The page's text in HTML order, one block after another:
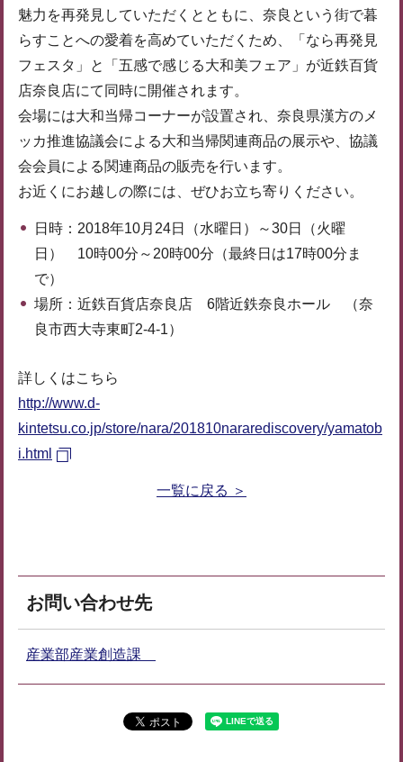
魅力を再発見していただくとともに、奈良という街で暮
らすことへの愛着を高めていただくため、「なら再発見
フェスタ」と「五感で感じる大和美フェア」が近鉄百貨
店奈良店にて同時に開催されます。
会場には大和当帰コーナーが設置され、奈良県漢方のメ
ッカ推進協議会による大和当帰関連商品の展示や、協議
会会員による関連商品の販売を行います。
お近くにお越しの際には、ぜひお立ち寄りください。
日時：2018年10月24日（水曜日）～30日（火曜
日） 10時00分～20時00分（最終日は17時00分ま
で）
場所：近鉄百貨店奈良店 6階近鉄奈良ホール （奈
良市西大寺東町2-4-1）
詳しくはこちら
http://www.d-
kintetsu.co.jp/store/nara/201810nararediscovery/yamatob
i.html
一覧に戻る ＞
お問い合わせ先
産業部産業創造課